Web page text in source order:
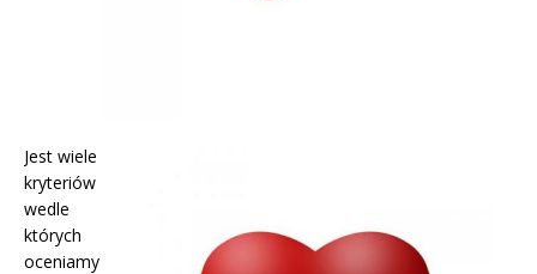
Jest wiele
kryteriów
wedle
których
oceniamy